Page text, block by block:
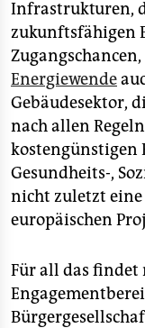
Infrastrukturen,
zukunftsfähigen
Energiewende
Gebäudesektor,
nach allen
kostengünstigen
Gesundheits-,
nicht zuletzt eine
europäischen
Für all das findet